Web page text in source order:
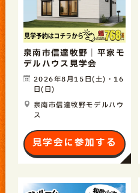
泉南市信達牧野｜平家モ
デルハウス見学会
2026年8月15日(土)・16
日(日)
泉南市信達牧野モデルハウ
ス
見学会に参加する